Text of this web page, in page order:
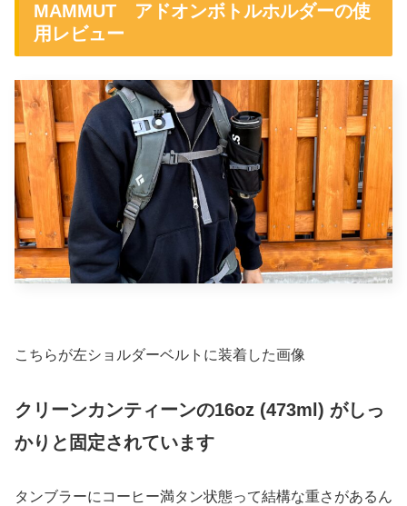
MAMMUT アドオンボトルホルダーの使
用レビュー
こちらが左ショルダーベルトに装着した画像
クリーンカンティーンの16oz (473ml) がしっ
かりと固定されています
タンブラーにコーヒー満タン状態って結構な重さがあるん